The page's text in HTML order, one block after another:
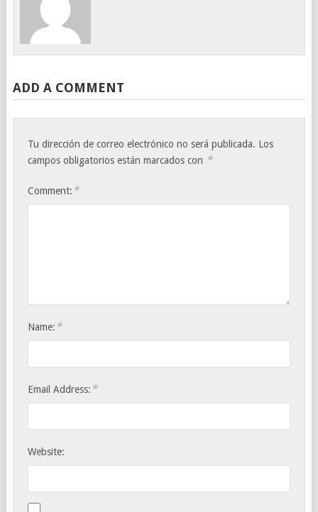
ADD A COMMENT
Tu dirección de correo electrónico no será publicada. Los
campos obligatorios están marcados con *
Comment: *
Name: *
Email Address: *
Website: